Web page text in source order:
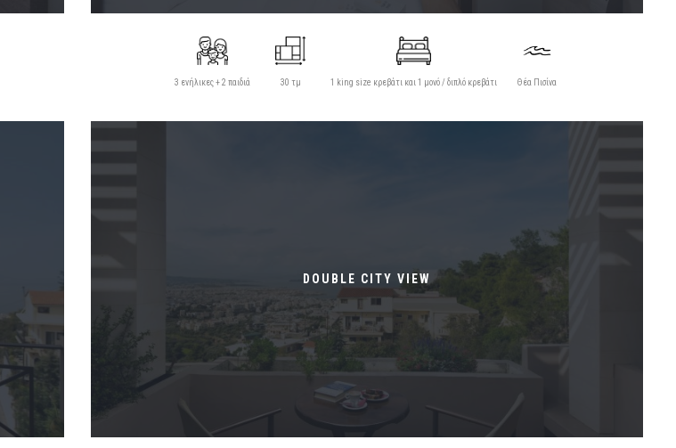
3 ενήλικες + 2 παιδιά 30 τμ 1 king size κρεβάτι και 1 μονό / διπλό κρεβάτι Θέα Πισίνα
DOUBLE CITY VIEW